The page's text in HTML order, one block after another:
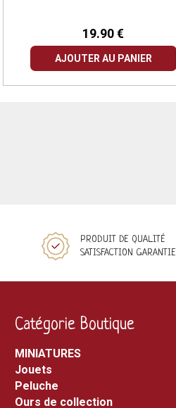
19.90 €
AJOUTER AU PANIER
PRODUIT DE QUALITÉ
SATISFACTION GARANTIE
Catégorie Boutique
MINIATURES
jouets
peluche
ours de collection